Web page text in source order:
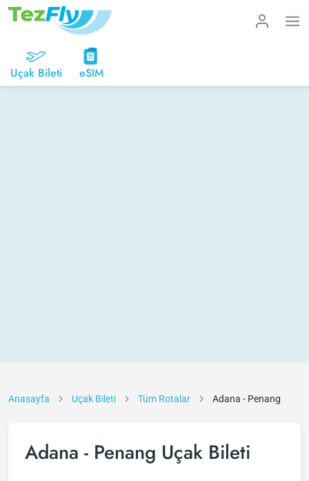
Uçak Bileti eSIM
Anasayfa Uçak Bileti Tüm Rotalar Adana - Penang
Adana - Penang Uçak Bileti